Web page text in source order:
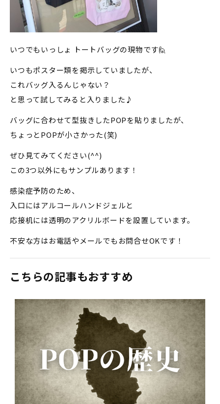
いつでもいっしょ トートバッグの現物です🙋
いつもポスター類を掲示していましたが、
これバッグ入るんじゃない？
と思って試してみると入りました♪
バッグに合わせて型抜きしたPOPを貼りましたが、
ちょっとPOPが小さかった(笑)
ぜひ見てみてください(^^)
この3つ以外にもサンプルあります！
感染症予防のため、
入口にはアルコールハンドジェルと
応接机には透明のアクリルボードを設置しています。
不安な方はお電話やメールでもお問合せOKです！
こちらの記事もおすすめ